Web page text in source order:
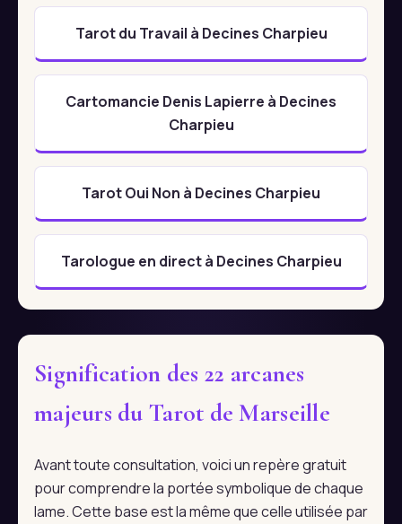
Tarot du Travail à Decines Charpieu
Cartomancie Denis Lapierre à Decines
Charpieu
Tarot Oui Non à Decines Charpieu
Tarologue en direct à Decines Charpieu
Signification des 22 arcanes
majeurs du Tarot de Marseille
Avant toute consultation, voici un repère gratuit
pour comprendre la portée symbolique de chaque
lame. Cette base est la même que celle utilisée par